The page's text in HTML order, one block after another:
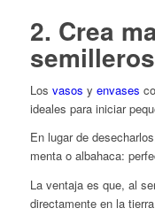
2. Crea
Los vasos y envases
ideales para iniciar
En lugar de
menta o albahaca:
La ventaja es que, al
directamente en la